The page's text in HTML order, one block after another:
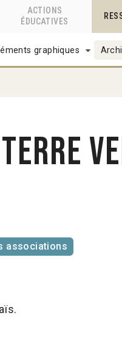
ACTIONS
ÉDUCATIVES
graphiques
associations